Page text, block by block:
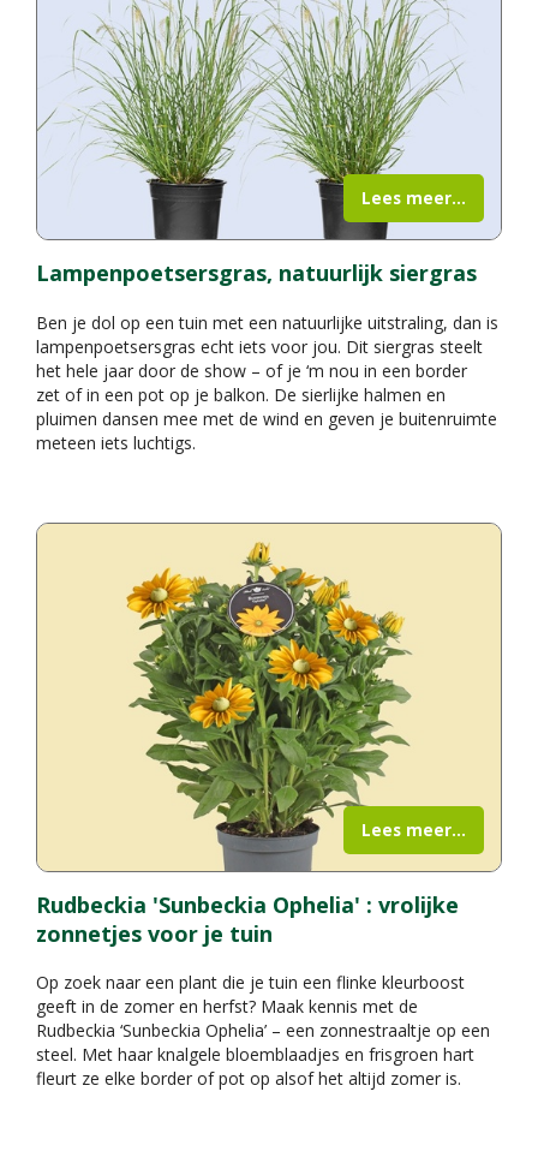
Lampenpoetsersgras, natuurlijk siergras
Ben je dol op een tuin met een natuurlijke uitstraling, dan is
lampenpoetsersgras echt iets voor jou. Dit siergras steelt
het hele jaar door de show – of je ‘m nou in een border
zet of in een pot op je balkon. De sierlijke halmen en
pluimen dansen mee met de wind en geven je buitenruimte
meteen iets luchtigs.
Lees meer...
Rudbeckia 'Sunbeckia Ophelia' : vrolijke
zonnetjes voor je tuin
Op zoek naar een plant die je tuin een flinke kleurboost
geeft in de zomer en herfst? Maak kennis met de
Rudbeckia ‘Sunbeckia Ophelia’ – een zonnestraaltje op een
steel. Met haar knalgele bloemblaadjes en frisgroen hart
fleurt ze elke border of pot op alsof het altijd zomer is.
Lees meer...